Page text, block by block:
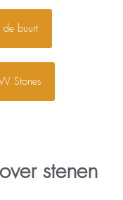
buurt
Stones
stenen